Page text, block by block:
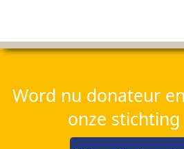
Word nu donateur
onze stichting